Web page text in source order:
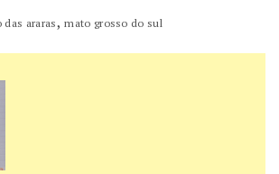
das araras,mato grosso do sul